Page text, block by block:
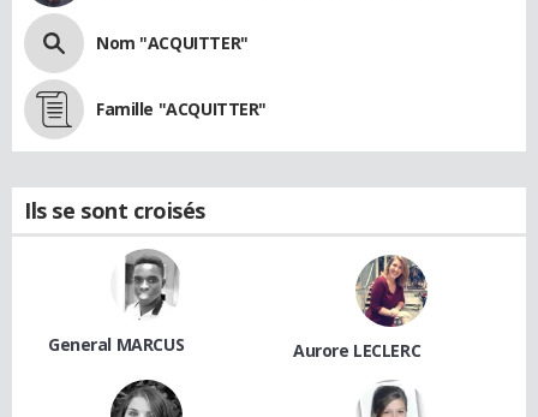
Nom "ACQUITTER"
Famille "ACQUITTER"
Ils se sont croisés
General MARCUS Aurore LECLERC